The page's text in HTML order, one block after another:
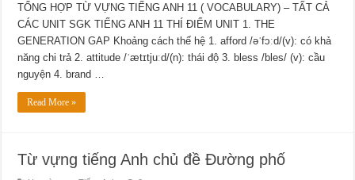
TỔNG HỢP TỪ VỰNG TIẾNG ANH 11 ( VOCABULARY) – TẤT CẢ
CÁC UNIT SGK TIẾNG ANH 11 THÍ ĐIỂM UNIT 1. THE
GENERATION GAP Khoảng cách thế hệ 1. afford /əˈfɔːd/(v): có khả
năng chi trả 2. attitude /ˈætɪtjuːd/(n): thái độ 3. bless /bles/ (v): cầu
nguyện 4. brand …
Read More »
Từ vựng tiếng Anh chủ đề Đường phố